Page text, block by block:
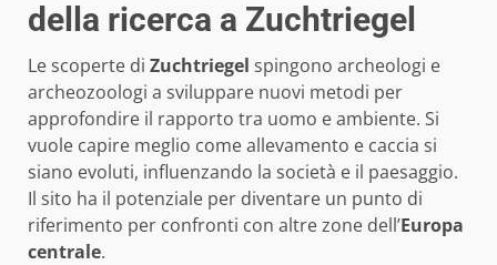
della ricerca a Zuchtriegel
Le scoperte di Zuchtriegel spingono archeologi e
archeozoologi a sviluppare nuovi metodi per
approfondire il rapporto tra uomo e ambiente. Si
vuole capire meglio come allevamento e caccia si
siano evoluti, influenzando la società e il paesaggio.
Il sito ha il potenziale per diventare un punto di
riferimento per confronti con altre zone dell’Europa
centrale.